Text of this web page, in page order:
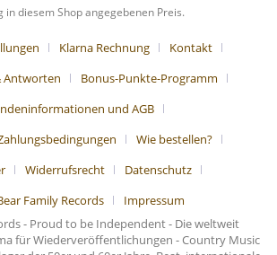
in diesem Shop angegebenen Preis.
Klarna Rechnung
Kontakt
Antworten
Bonus-Punkte-Programm
und AGB
Wie bestellen?
Widerrufsrecht
Datenschutz
Family Records
Impressum
- Proud to be Independent - Die weltweit
für Wiederveröffentlichungen - Country Music